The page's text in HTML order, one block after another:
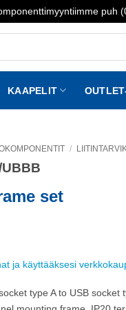
puh
KAAPELIT
/
UBBB
set
ja käyttääksesi
type A to USB